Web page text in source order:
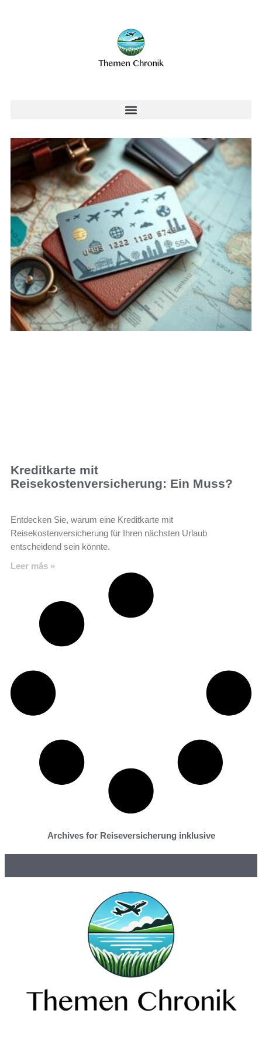
Kreditkarte mit
Reisekostenversicherung: Ein Muss?
Entdecken Sie, warum eine Kreditkarte mit
Reisekostenversicherung für Ihren nächsten Urlaub
entscheidend sein könnte.
Leer más »
Archives for Reiseversicherung inklusive